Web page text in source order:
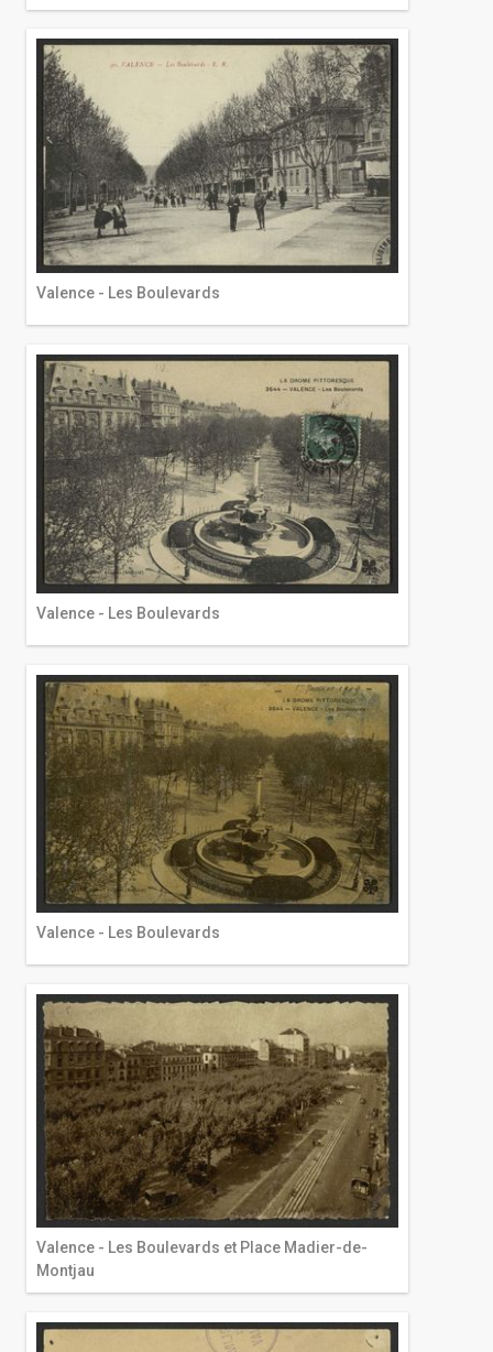
Valence - Les Boulevards
Valence - Les Boulevards
Valence - Les Boulevards
Valence - Les Boulevards et Place Madier-de-
Montjau